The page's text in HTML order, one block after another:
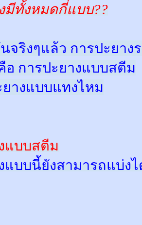
มีทั้งหมดกี่แบบ??
จริงๆแล้ว การปะยาง
อ การปะยางแบบสตีม
างแบบแทงไหม
แบบสตีม
แบบนี้ยังสามารถแบ่ง